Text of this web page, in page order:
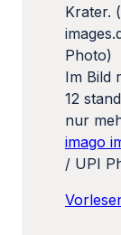
Im Bild
12
nur
imago
/ UPI